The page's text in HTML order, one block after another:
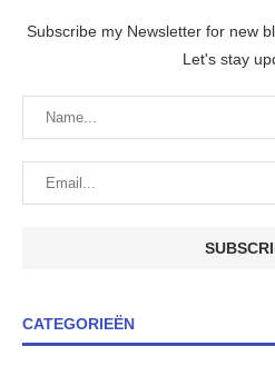
Subscribe my Newsletter for new
Let's stay
CATEGORIEËN